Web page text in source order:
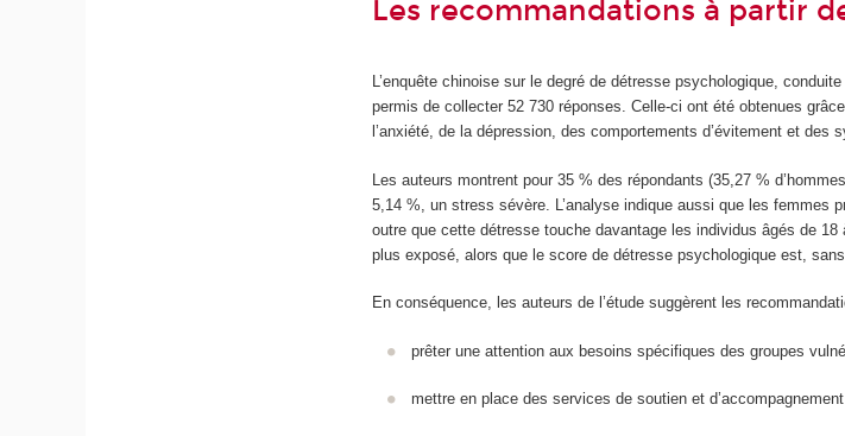
Les recommandations à partir
L’enquête chinoise sur le degré de détresse psychologique,
permis de collecter 52 730 réponses. Celle-ci ont été obtenues
l’anxiété, de la dépression, des comportements d’évitement et
Les auteurs montrent pour 35 % des répondants (35,27 %
5,14 %, un stress sévère. L’analyse indique aussi que les femmes
outre que cette détresse touche davantage les individus âgés de
plus exposé, alors que le score de détresse psychologique est,
En conséquence, les auteurs de l’étude suggèrent les
prêter une attention aux besoins spécifiques des groupes
mettre en place des services de soutien et